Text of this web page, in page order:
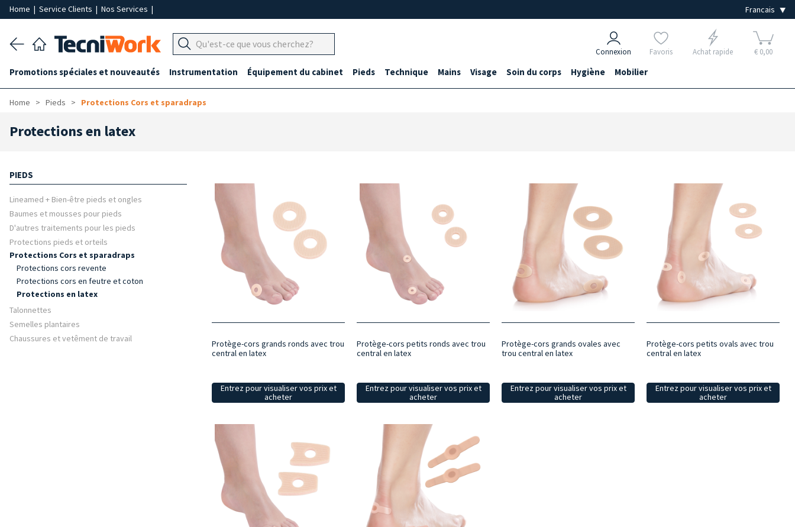
Home | Service Clients | Nos Services |
Connexion Favoris Achat rapide € 0,00
Promotions spéciales et nouveautés Instrumentation Équipement du cabinet Pieds Technique Mains Visage Soin du corps Hygiène Mobilier
Home Pieds Protections Cors et sparadraps
Protections en latex
PIEDS
Lineamed + Bien-être pieds et ongles
Baumes et mousses pour pieds
D'autres traitements pour les pieds
Protections pieds et orteils
Protections Cors et sparadraps
Protections cors revente
Protections cors en feutre et coton
Protections en latex
Talonnettes
Semelles plantaires
Chaussures et vetêment de travail
Protège-cors grands ronds avec trou
central en latex
Entrez pour visualiser vos prix et
acheter
Protège-cors petits ronds avec trou
central en latex
Entrez pour visualiser vos prix et
acheter
Protège-cors grands ovales avec
trou central en latex
Entrez pour visualiser vos prix et
acheter
Protège-cors petits ovals avec trou
central en latex
Entrez pour visualiser vos prix et
acheter